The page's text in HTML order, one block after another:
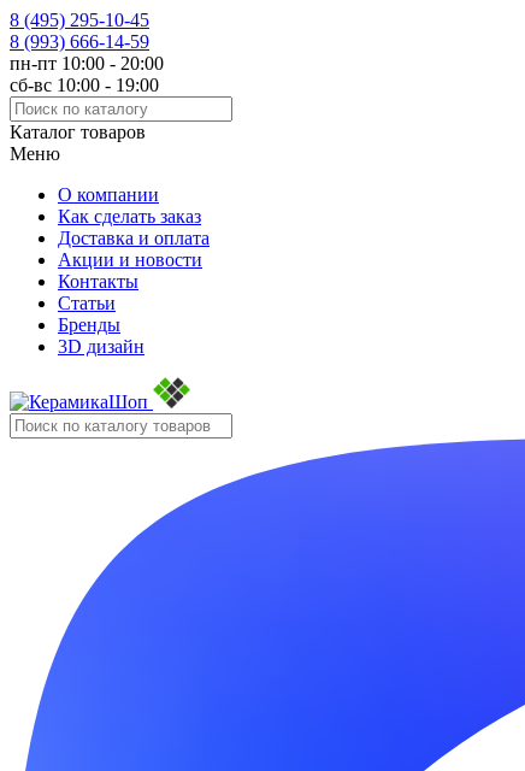
8 (495) 295-10-45
8 (993) 666-14-59
пн-пт 10:00 - 20:00
сб-вс 10:00 - 19:00
Каталог товаров
Меню
О компании
Как сделать заказ
Доставка и оплата
Акции и новости
Контакты
Статьи
Бренды
3D дизайн